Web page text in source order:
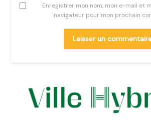
Enregistrer mon nom, mon e-mail et
navigateur pour mon prochain